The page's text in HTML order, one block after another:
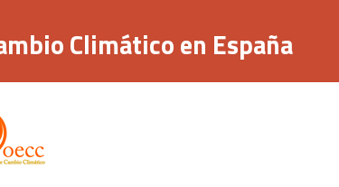
Climático en España